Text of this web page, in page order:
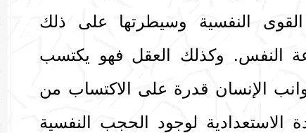
النفسية وسيطرتها على ذلك
النفس. وكذلك العقل فهو يكتسب
الإنسان قدرة على الاكتساب من
الاستعدادية لوجود الحجب النفسية